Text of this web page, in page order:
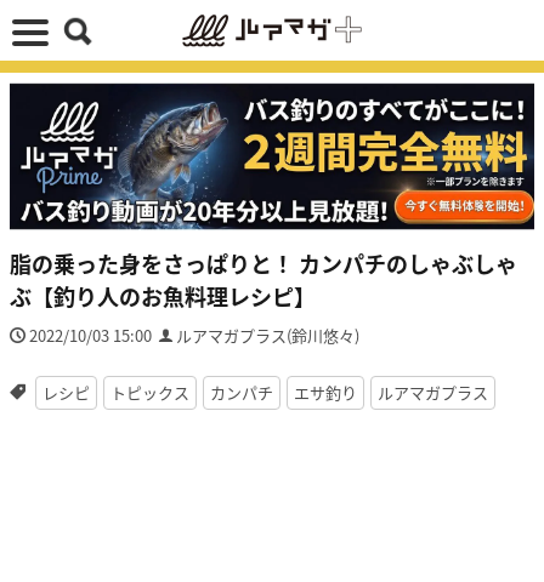
脂の乗った身をさっぱりと！ カンパチのしゃぶしゃ
ぶ【釣り人のお魚料理レシピ】
2022/10/03 15:00 ルアマガプラス(鈴川悠々)
レシピ トピックス カンパチ エサ釣り ルアマガプラス